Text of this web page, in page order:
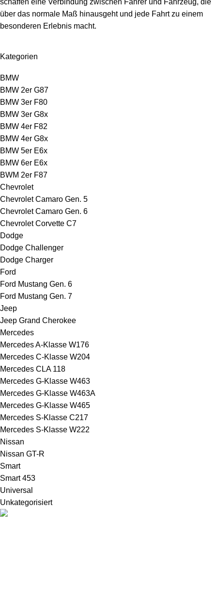
Kategorien
BMW
BMW 2er G87
BMW 3er F80
BMW 3er G8x
BMW 4er F82
BMW 4er G8x
BMW 5er E6x
BMW 6er E6x
BWM 2er F87
Chevrolet
Chevrolet Camaro Gen. 5
Chevrolet Camaro Gen. 6
Chevrolet Corvette C7
Dodge
Dodge Challenger
Dodge Charger
Ford
Ford Mustang Gen. 6
Ford Mustang Gen. 7
Jeep
Jeep Grand Cherokee
Mercedes
Mercedes A-Klasse W176
Mercedes C-Klasse W204
Mercedes CLA 118
Mercedes G-Klasse W463
Mercedes G-Klasse W463A
Mercedes G-Klasse W465
Mercedes S-Klasse C217
Mercedes S-Klasse W222
Nissan
Nissan GT-R
Smart
Smart 453
Universal
Unkategorisiert
schaffen eine Verbindung zwischen Fahrer und Fahrzeug, die
über das normale Maß hinausgeht und jede Fahrt zu einem
besonderen Erlebnis macht.